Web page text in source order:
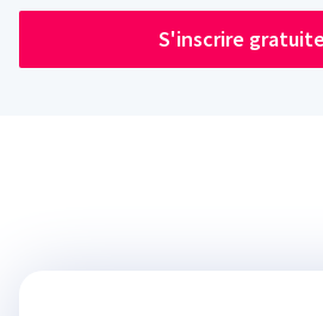
S'inscrire